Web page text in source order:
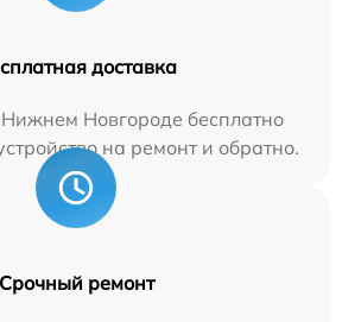
доставка
Новгороде бесплатно
на ремонт и обратно.
Срочный ремонт